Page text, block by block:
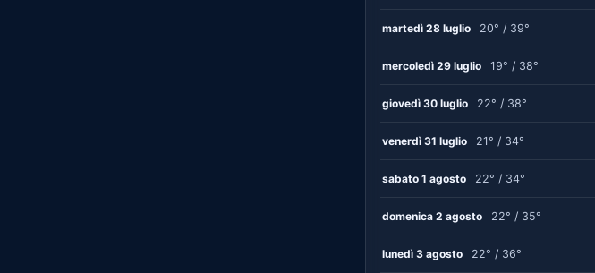
martedì 28 luglio 20° / 39°
mercoledì 29 luglio 19° / 38°
giovedì 30 luglio 22° / 38°
venerdì 31 luglio 21° / 34°
sabato 1 agosto 22° / 34°
domenica 2 agosto 22° / 35°
lunedì 3 agosto 22° / 36°